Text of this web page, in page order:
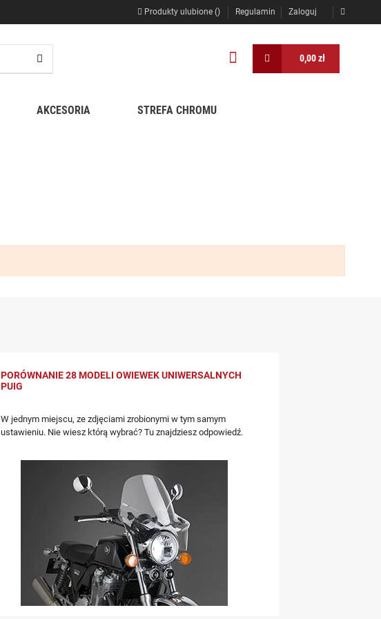
Produkty ulubione () Regulamin Zaloguj
0,00 zł
AKCESORIA STREFA CHROMU
PORÓWNANIE 28 MODELI OWIEWEK UNIWERSALNYCH
PUIG
W jednym miejscu, ze zdjęciami zrobionymi w tym samym
ustawieniu. Nie wiesz którą wybrać? Tu znajdziesz odpowiedź.